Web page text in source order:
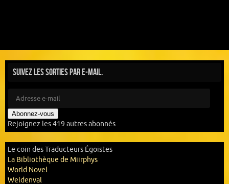
Suivez les sorties par e-mail.
Abonnez-vous
Rejoignez les 419 autres abonnés
Le coin des Traducteurs Égoistes
La Bibliothèque de Miirphys
World Novel
Weldenval